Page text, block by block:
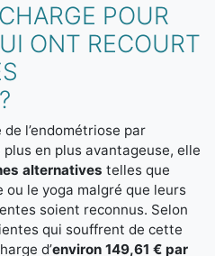
POUR
ONT RECOURT
l’endométriose par
plus en plus avantageuse, elle
alternatives telles que
ou le yoga malgré que leurs
soient reconnus. Selon
qui souffrent de cette
d’environ 149,61 € par